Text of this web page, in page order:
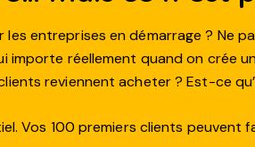
les entreprises en démarrage ? Ne
importe réellement quand on crée
reviennent acheter ? Est-ce
Vos 100 premiers clients